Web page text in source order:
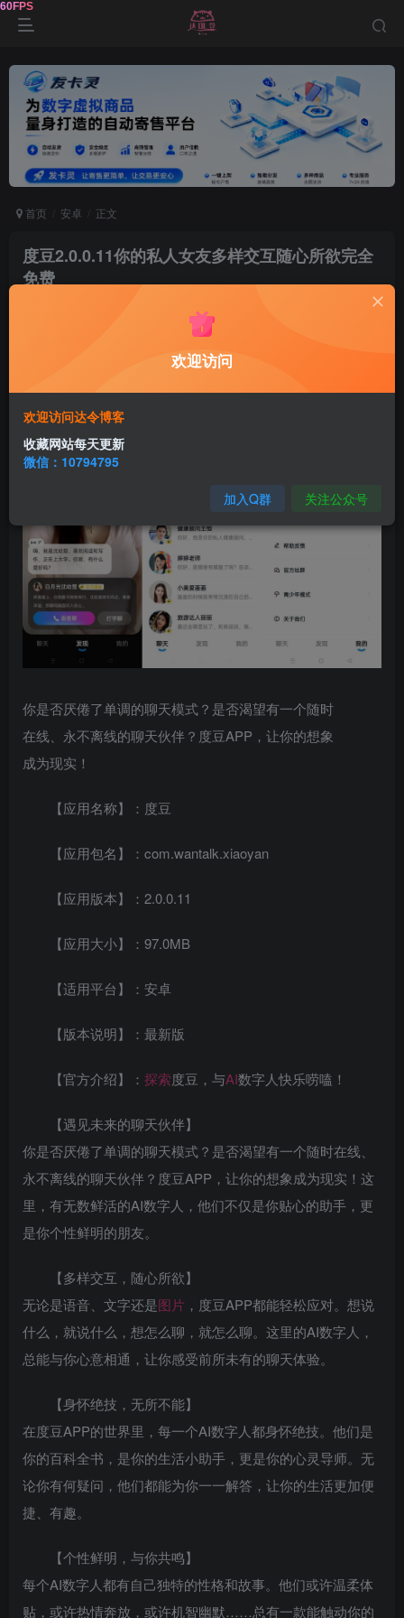
首页 安卓 正文
度豆2.0.0.11你的私人女友多样交互随心所欲完全
免费
你是否厌倦了单调的聊天模式？是否渴望有一个随时
在线、永不离线的聊天伙伴？度豆APP，让你的想象
成为现实！
【应用名称】：度豆
【应用包名】：com.wantalk.xiaoyan
【应用版本】：2.0.0.11
【应用大小】：97.0MB
【适用平台】：安卓
【版本说明】：最新版
【官方介绍】： 探索度豆，与AI数字人快乐唠嗑！
【遇见未来的聊天伙伴】
你是否厌倦了单调的聊天模式？是否渴望有一个随时在线、
永不离线的聊天伙伴？度豆APP，让你的想象成为现实！这
里，有无数鲜活的AI数字人，他们不仅是你贴心的助手，更
是你个性鲜明的朋友。
【多样交互，随心所欲】
无论是语音、文字还是图片 ，度豆APP都能轻松应对。想说
什么，就说什么，想怎么聊，就怎么聊。这里的AI数字人，
总能与你心意相通，让你感受前所未有的聊天体验。
【身怀绝技，无所不能】
在度豆APP的世界里，每一个AI数字人都身怀绝技。他们是
你的百科全书，是你的生活小助手，更是你的心灵导师。无
论你有何疑问，他们都能为你一一解答，让你的生活更加便
捷、有趣。
【个性鲜明，与你共鸣】
每个AI数字人都有自己独特的性格和故事。他们或许温柔体
贴，或许热情奔放，或许机智幽默……总有一款能触动你的
欢迎访问
欢迎访问达令博客
收藏网站每天更新
微信：10794795
加入Q群 关注公众号